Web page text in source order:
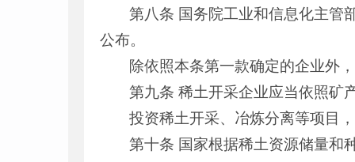
第八条 国务院工业和信息化主管
公布。
除依照本条第一款确定的企业外
第九条 稀土开采企业应当依照矿
投资稀土开采、冶炼分离等项目
第十条 国家根据稀土资源储量和